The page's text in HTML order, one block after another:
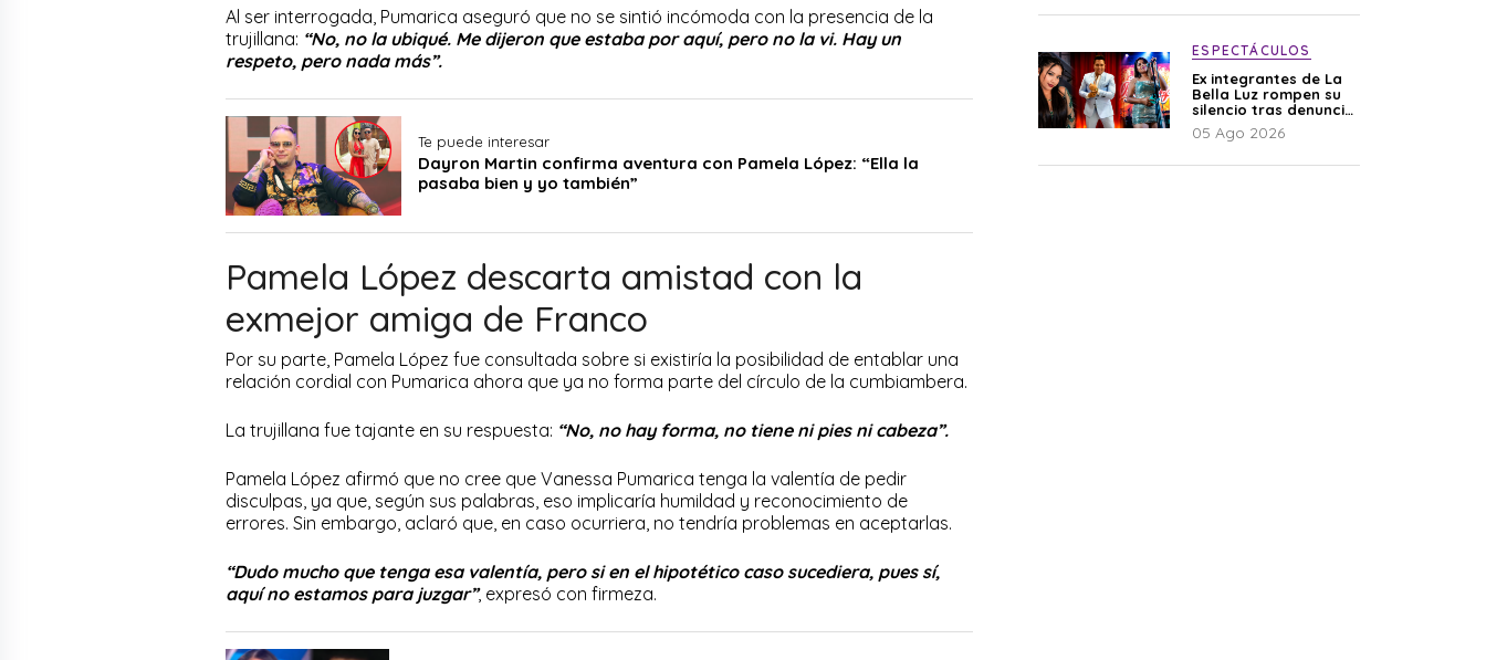
Al ser interrogada, Pumarica aseguró que no se sintió incómoda con la presencia de la
trujillana: “No, no la ubiqué. Me dijeron que estaba por aquí, pero no la vi. Hay un
respeto, pero nada más”.
Te puede interesar
Dayron Martin confirma aventura con Pamela López: “Ella la
pasaba bien y yo también”
Pamela López descarta amistad con la
exmejor amiga de Franco
Por su parte, Pamela López fue consultada sobre si existiría la posibilidad de entablar una
relación cordial con Pumarica ahora que ya no forma parte del círculo de la cumbiambera.
La trujillana fue tajante en su respuesta: “No, no hay forma, no tiene ni pies ni cabeza”.
Pamela López afirmó que no cree que Vanessa Pumarica tenga la valentía de pedir
disculpas, ya que, según sus palabras, eso implicaría humildad y reconocimiento de
errores. Sin embargo, aclaró que, en caso ocurriera, no tendría problemas en aceptarlas.
“Dudo mucho que tenga esa valentía, pero si en el hipotético caso sucediera, pues sí,
aquí no estamos para juzgar”, expresó con firmeza.
ESPECTÁCULOS
Ex integrantes de La
Bella Luz rompen su
silencio tras denuncia
de Naldy: “Todo el
mundo lo sabía”
05 Ago 2026